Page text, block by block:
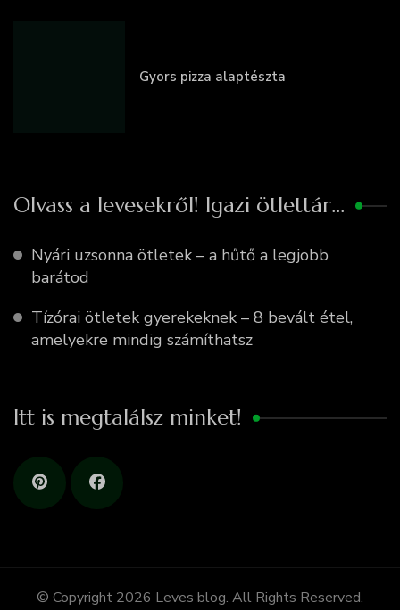
Gyors pizza alaptészta
Olvass a levesekről! Igazi ötlettár…
Nyári uzsonna ötletek – a hűtő a legjobb
barátod
Tízórai ötletek gyerekeknek – 8 bevált étel,
amelyekre mindig számíthatsz
Itt is megtalálsz minket!
© Copyright 2026 Leves blog. All Rights Reserved.